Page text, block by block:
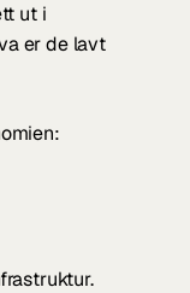
ut i
er de lavt